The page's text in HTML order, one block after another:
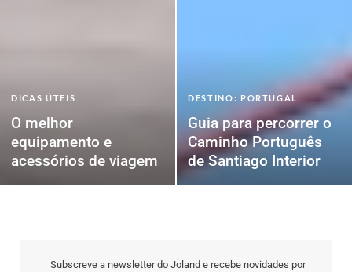
DICAS ÚTEIS
O melhor
equipamento e
acessórios de viagem
DESTINO: PORTUGAL
Guia para percorrer o
Caminho Português
de Santiago Interior
Subscreve a newsletter do Joland e recebe novidades por